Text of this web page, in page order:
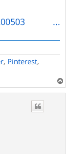
200503 ...
, Pinterest,
a